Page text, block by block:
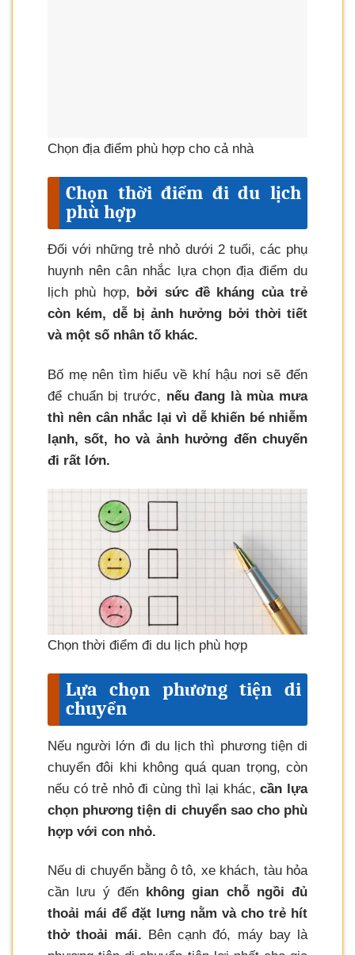
Chọn địa điểm phù hợp cho cả nhà
Chọn thời điểm đi du lịch
phù hợp
Đối với những trẻ nhỏ dưới 2 tuổi, các phụ
huynh nên cân nhắc lựa chọn địa điểm du
lịch phù hợp,
bởi sức đề kháng của trẻ
còn kém, dễ bị ảnh hưởng bởi thời tiết
và một số nhân tố khác.
Bố mẹ nên tìm hiểu về khí hậu nơi sẽ đến
để chuẩn bị trước, nếu đang là mùa mưa
thì nên cân nhắc lại vì dễ khiến bé nhiễm
lạnh, sốt, ho và ảnh hưởng đến chuyến
đi rất lớn.
Chọn thời điểm đi du lịch phù hợp
Lựa chọn phương tiện di
chuyển
Nếu người lớn đi du lịch thì phương tiện di
chuyển đôi khi không quá quan trọng, còn
nếu có trẻ nhỏ đi cùng thì lại khác,cần lựa
chọn phương tiện di chuyển sao cho phù
hợp với con nhỏ.
Nếu di chuyển bằng ô tô, xe khách, tàu hỏa
cần lưu ý đến
không gian chỗ ngồi đủ
thoải mái để đặt lưng nằm và cho trẻ hít
thở thoải mái. Bên cạnh đó, máy bay là